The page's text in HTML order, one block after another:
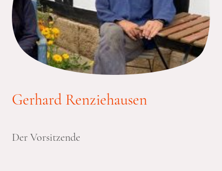
Gerhard Renziehausen
Der Vorsitzende